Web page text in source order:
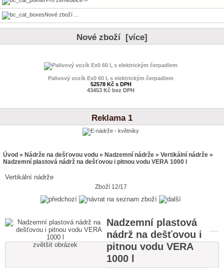
Nové zboží ...
Nové zboží [více]
Palivový vozík Ex0 60 l, s elektrickým čerpadlem
52578 Kč s DPH
43453 Kč bez DPH
Reklama 1
Úvod » Nádrže na dešťovou vodu » Nadzemní nádrže »Vertikální nádrže »
Nadzemní plastová nádrž na dešťovou i pitnou vodu VERA 1000 l
Vertikální nádrže
Zboží 12/17
zvětšit obrázek
Nadzemní plastová
nádrž na dešťovou i
pitnou vodu VERA
1000 l